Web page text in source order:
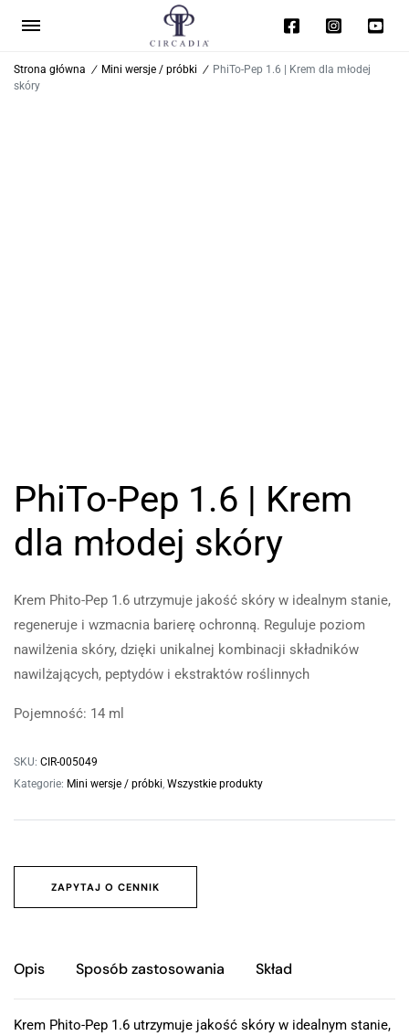
Strona główna / Mini wersje / próbki / PhiTo-Pep 1.6 | Krem dla młodej
skóry
PhiTo-Pep 1.6 | Krem
dla młodej skóry
Krem Phito-Pep 1.6 utrzymuje jakość skóry w idealnym stanie,
regeneruje i wzmacnia barierę ochronną. Reguluje poziom
nawilżenia skóry, dzięki unikalnej kombinacji składników
nawilżających, peptydów i ekstraktów roślinnych
Pojemność: 14 ml
SKU: CIR-005049
Kategorie: Mini wersje / próbki Wszystkie produkty
ZAPYTAJ O CENNIK
Opis Sposób zastosowania Skład
Krem Phito-Pep 1.6 utrzymuje jakość skóry w idealnym stanie,